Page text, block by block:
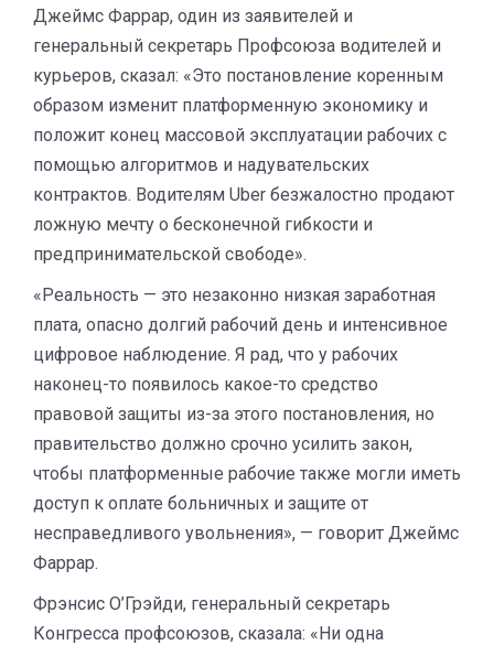
Джеймс Фаррар, один из заявителей и
генеральный секретарь Профсоюза водителей и
курьеров, сказал: «Это постановление коренным
образом изменит платформенную экономику и
положит конец массовой эксплуатации рабочих с
помощью алгоритмов и надувательских
контрактов. Водителям Uber безжалостно продают
ложную мечту о бесконечной гибкости и
предпринимательской свободе».
«Реальность — это незаконно низкая заработная
плата, опасно долгий рабочий день и интенсивное
цифровое наблюдение. Я рад, что у рабочих
наконец-то появилось какое-то средство
правовой защиты из-за этого постановления, но
правительство должно срочно усилить закон,
чтобы платформенные рабочие также могли иметь
доступ к оплате больничных и защите от
несправедливого увольнения», — говорит Джеймс
Фаррар.
Фрэнсис О’Грэйди, генеральный секретарь
Конгресса профсоюзов, сказала: «Ни одна